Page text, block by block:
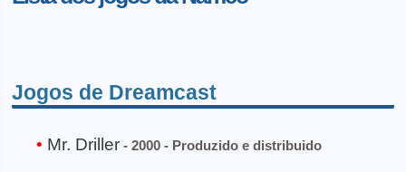
Jogos de Dreamcast
Mr. Driller - 2000 - Produzido e distribuido